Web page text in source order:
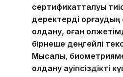
сертификатталуы
деректерді қорғаудың
қолдану, оған
бірнеше деңгейлі
Мысалы,
қолдану қауіпсіздікті